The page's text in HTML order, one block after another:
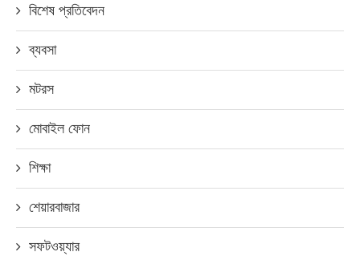
বিশেষ প্রতিবেদন
ব্যবসা
মটরস
মোবাইল ফোন
শিক্ষা
শেয়ারবাজার
সফটওয়্যার